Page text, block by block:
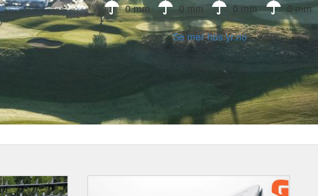
0 mm
0 mm
0 mm
0 mm
Se mer hos yr.no